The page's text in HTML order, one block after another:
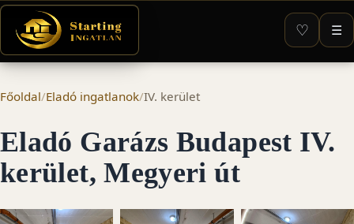
♡ ☰
Főoldal/Eladó ingatlanok/IV. kerület
Eladó Garázs Budapest IV.
kerület, Megyeri út